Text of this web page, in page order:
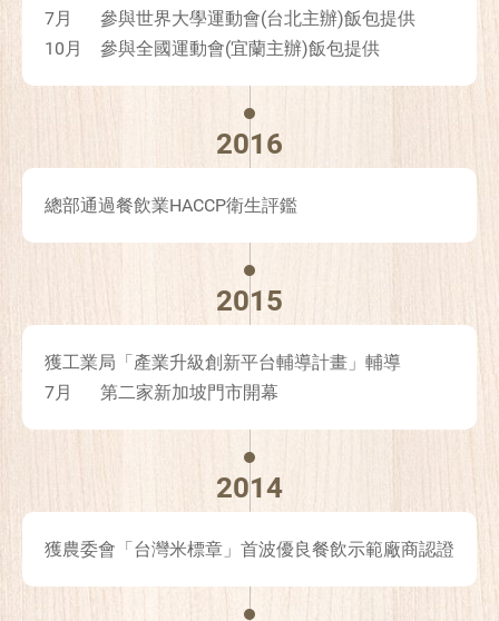
7月
參與世界大學運動會(台北主辦)飯包提供
10月
參與全國運動會(宜蘭主辦)飯包提供
2016
總部通過餐飲業HACCP衛生評鑑
2015
獲工業局「產業升級創新平台輔導計畫」輔導
7月
第二家新加坡門市開幕
2014
獲農委會「台灣米標章」首波優良餐飲示範廠商認證